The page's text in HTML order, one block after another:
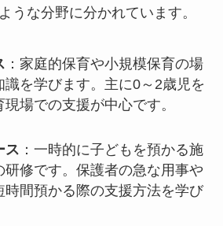
うな分野に分かれています。
：家庭的保育や小規模保育の場
識を学びます。主に0～2歳児を
場での支援が中心です。
ス ：一時的に子どもを預かる施
研修です。保護者の急な用事や
時間預かる際の支援方法を学び